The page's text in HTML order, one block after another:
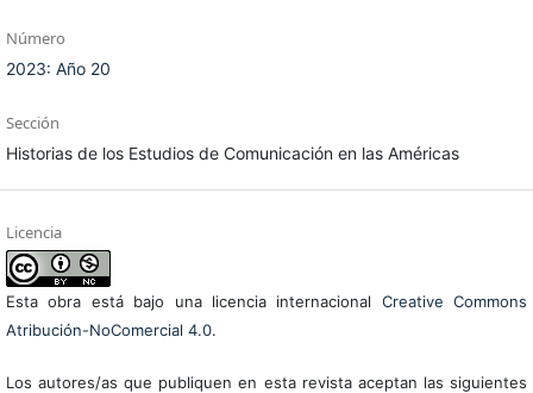
Número
2023: Año 20
Sección
Historias de los Estudios de Comunicación en las Américas
Licencia
Esta obra está bajo una licencia internacional Creative Commons
Atribución-NoComercial 4.0.
Los autores/as que publiquen en esta revista aceptan las siguientes